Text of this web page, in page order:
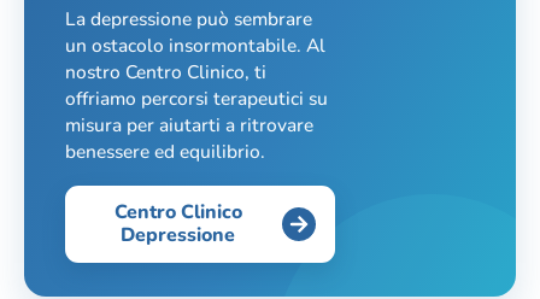
La depressione può sembrare
un ostacolo insormontabile. Al
nostro Centro Clinico, ti
offriamo percorsi terapeutici su
misura per aiutarti a ritrovare
benessere ed equilibrio.
Centro Clinico
Depressione